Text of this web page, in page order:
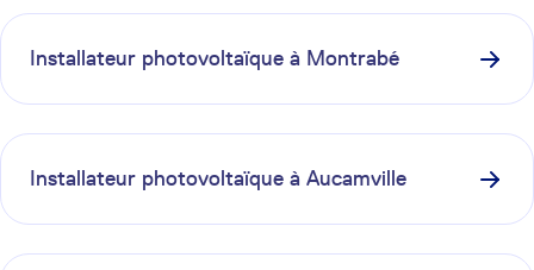
Installateur photovoltaïque à Montrabé
Installateur photovoltaïque à Aucamville